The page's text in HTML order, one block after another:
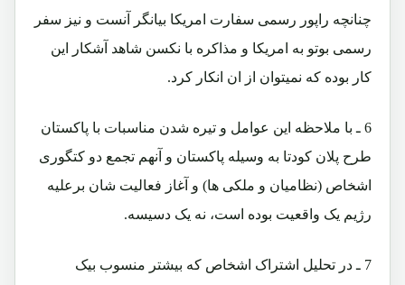
چنانچه راپور رسمی سفارت امریکا بیانگر آنست و نیز سفر
رسمی بوتو به امریکا و مذاکره با نکسن شاهد آشکار این
کار بوده که نمیتوان از ان انکار کرد.
6 ـ با ملاحظه این عوامل و تیره شدن مناسبات با پاکستان
طرح پلان کودتا به وسیله پاکستان و آنهم تجمع دو کتگوری
اشخاص (نظامیان و ملکی ها) و آغاز فعالیت شان برعلیه
رژیم یک واقعیت بوده است، نه یک دسیسه.
7 ـ در تحلیل اشتراک اشخاص که بیشتر منسوب بیک